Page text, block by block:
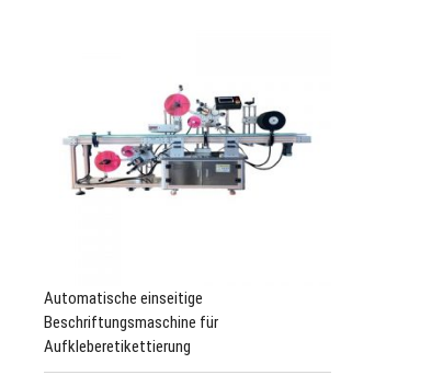
Automatische einseitige
Beschriftungsmaschine für
Aufkleberetikettierung